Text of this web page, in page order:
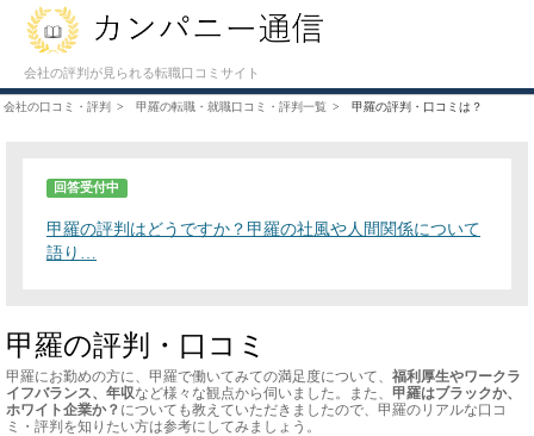
会社の評判が見られる転職口コミサイト
会社の口コミ・評判 甲羅の転職・就職口コミ・評判一覧 甲羅の評判・口コミは？
回答受付中
甲羅の評判はどうですか？甲羅の社風や人間関係について
語り…
甲羅の評判・口コミ
甲羅にお勤めの方に、甲羅で働いてみての満足度について、 福利厚生やワークラ
イフバランス、年収など様々な観点から伺いました。また、 甲羅はブラックか、
ホワイト企業か？ についても教えていただきましたので、甲羅のリアルな口コ
ミ・評判を知りたい方は参考にしてみましょう。